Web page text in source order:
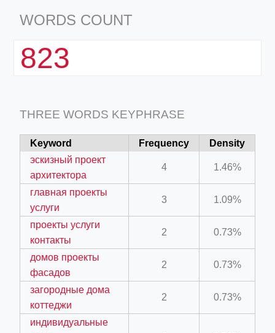
crew-neck-navy-blue/
WORDS COUNT
823
THREE WORDS KEYPHRASE
Keyword Frequency
Density
эскизный проект
архитектора
4 1.46%
главная проекты
услуги
3 1.09%
проекты услуги
контакты
2 0.73%
домов проекты
фасадов
2 0.73%
загородные дома
коттеджи
2 0.73%
индивидуальные